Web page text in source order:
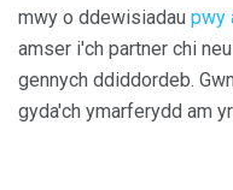
mwy o ddewisiadau pwy
amser i'ch partner chi
gennych ddiddordeb.
gyda'ch ymarferydd am